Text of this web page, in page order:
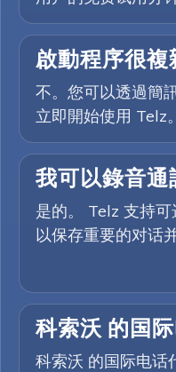
啟動程序很複
不。您可以透過簡
立即開始使用 Telz。
我可以錄音通
是的。 Telz 支持
以保存重要的对话
科索沃 的国
科索沃 的国际电